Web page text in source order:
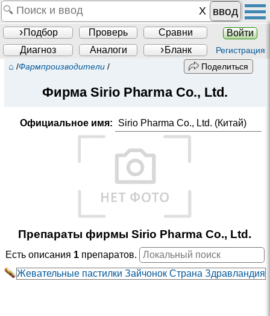
ввод
Подбор Проверь Сравни
Войти
Диагноз
Аналоги Бланк Регистрация
⌂ /Фармпроизводители / Поделиться
Фирма Sirio Pharma Co., Ltd.
Официальное имя: Sirio Pharma Co., Ltd. (Китай)
Препараты фирмы Sirio Pharma Co., Ltd.
Есть описания 1препаратов.
Жевательные пастилки Зайчонок Страна Здравландия